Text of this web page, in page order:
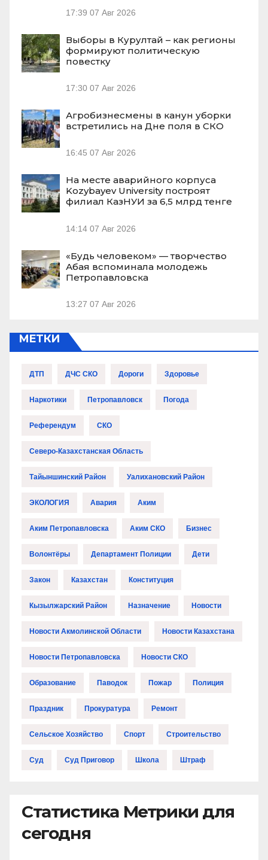
17:39 07 Авг 2026
Выборы в Курултай – как регионы
формируют политическую
повестку
17:30 07 Авг 2026
Агробизнесмены в канун уборки
встретились на Дне поля в СКО
16:45 07 Авг 2026
На месте аварийного корпуса
Kozybayev University построят
филиал КазНУИ за 6,5 млрд тенге
14:14 07 Авг 2026
«Будь человеком» — творчество
Абая вспоминала молодежь
Петропавловска
13:27 07 Авг 2026
МЕТКИ
ДТП ДЧС СКО Дороги Здоровье
Наркотики Петропавловск Погода
Референдум СКО
Северо-Казахстанская Область
Тайыншинский Район Уалихановский Район
ЭКОЛОГИЯ Авария Аким
Аким Петропавловска Аким СКО Бизнес
Волонтёры Департамент Полиции Дети
Закон Казахстан Конституция
Кызылжарский Район Назначение Новости
Новости Акмолинской Области Новости Казахстана
Новости Петропавловска Новости СКО
Образование Паводок Пожар Полиция
Праздник Прокуратура Ремонт
Сельское Хозяйство Спорт Строительство
Суд Суд Приговор Школа Штраф
Статистика Метрики для
сегодня